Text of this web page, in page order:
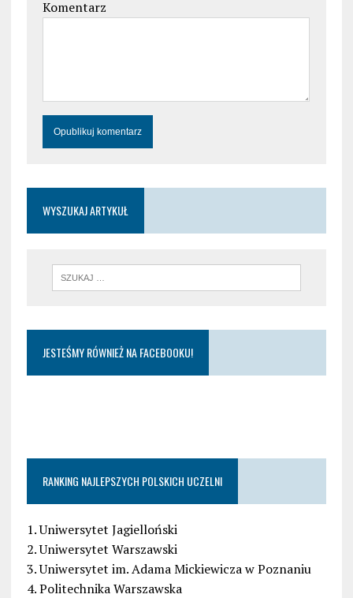
Komentarz
WYSZUKAJ ARTYKUŁ
JESTEŚMY RÓWNIEŻ NA FACEBOOKU!
RANKING NAJLEPSZYCH POLSKICH UCZELNI
1. Uniwersytet Jagielloński
2. Uniwersytet Warszawski
3. Uniwersytet im. Adama Mickiewicza w Poznaniu
4. Politechnika Warszawska